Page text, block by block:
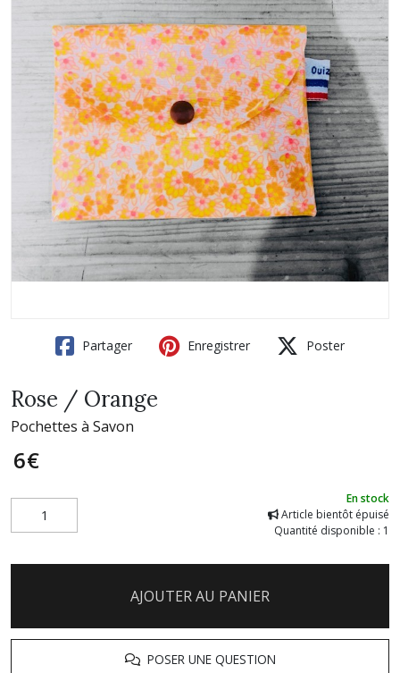
Partager Enregistrer Poster
Rose / Orange
Pochettes à Savon
6€
En stock
Article bientôt épuisé
Quantité disponible : 1
AJOUTER AU PANIER
POSER UNE QUESTION